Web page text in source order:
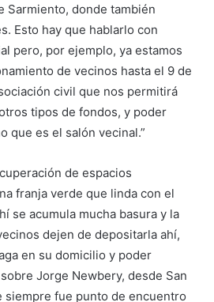
Sarmiento, donde también
Esto hay que hablarlo con
pero, por ejemplo, ya estamos
de vecinos hasta el 9 de
civil que nos permitirá
tipos de fondos, y poder
que es el salón vecinal.”
de espacios
franja verde que linda con el
se acumula mucha basura y la
dejen de depositarla ahí,
en su domicilio y poder
Jorge Newbery, desde San
siempre fue punto de encuentro